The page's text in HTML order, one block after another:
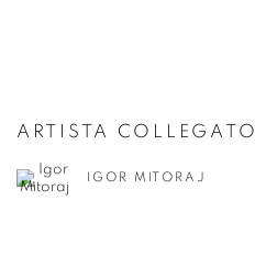
ARTISTA COLLEGATO
IGOR MITORAJ